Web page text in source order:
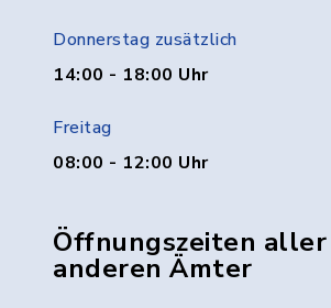
Donnerstag zusätzlich
14:00 - 18:00 Uhr
Freitag
08:00 - 12:00 Uhr
Öffnungszeiten aller
anderen Ämter